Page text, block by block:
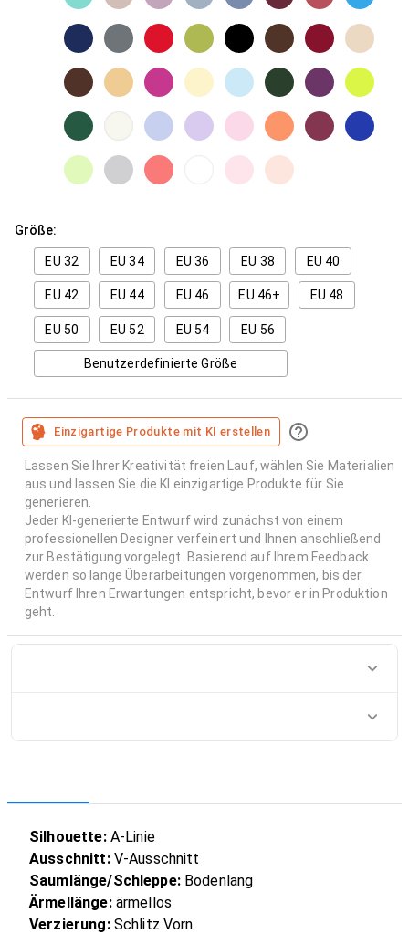
Größe:
EU 32 EU 34 EU 36 EU 38 EU 40
EU 42 EU 44 EU 46 EU 46+ EU 48
EU 50 EU 52 EU 54 EU 56
Benutzerdefinierte Größe
Einzigartige Produkte mit KI erstellen
Lassen Sie Ihrer Kreativität freien Lauf, wählen Sie Materialien
aus und lassen Sie die KI einzigartige Produkte für Sie
generieren.
Jeder KI-generierte Entwurf wird zunächst von einem
professionellen Designer verfeinert und Ihnen anschließend
zur Bestätigung vorgelegt. Basierend auf Ihrem Feedback
werden so lange Überarbeitungen vorgenommen, bis der
Entwurf Ihren Erwartungen entspricht, bevor er in Produktion
geht.
Silhouette:A-Linie
Ausschnitt:V-Ausschnitt
Saumlänge/Schleppe:Bodenlang
Ärmellänge:ärmellos
Verzierung:Schlitz Vorn